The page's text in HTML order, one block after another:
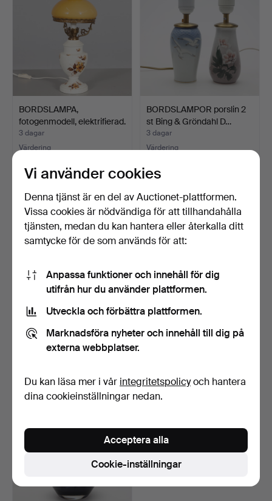
BORDSLAMPA,
fotogenmodell, elektrifierad.
3 dagar
Värdering
BORDSLAMPOR porslin 2
st Bing & Gröndahl D…
3 dagar
Värdering
BORDSLAMPA,
alabaster/gulmetall.
3 dagar
Värdering
BORDSLAMPOR, ett par,
4 dagar
Vi använder cookies
Denna tjänst är en del av Auctionet-plattformen.
Vissa cookies är nödvändiga för att tillhandahålla
tjänsten, medan du kan hantera eller återkalla ditt
samtycke för de som används för att:
Anpassa funktioner och innehåll för dig
utifrån hur du använder plattformen.
Utveckla och förbättra plattformen.
Marknadsföra nyheter och innehåll till dig på
externa webbplatser.
Du kan läsa mer i vår integritetspolicyoch hantera
dina cookieinställningar nedan.
Cookie-inställningar
Acceptera alla